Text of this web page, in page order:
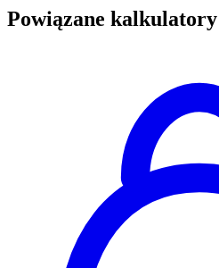
Powiązane kalkulatory